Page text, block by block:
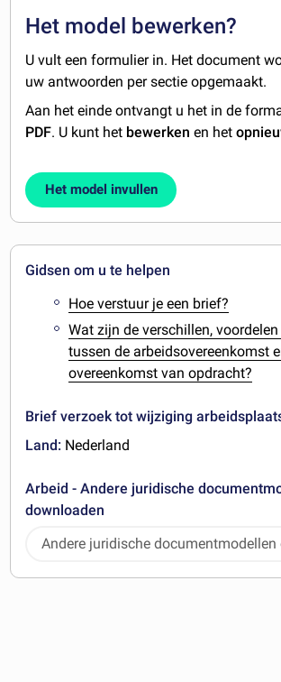
Het model bewerken?
U vult een formulier in. Het document
uw antwoorden per sectie opgemaakt.
Aan het einde ontvangt u het in de
PDF. U kunt het bewerken en het
Het model invullen
Gidsen om u te helpen
Hoe verstuur je een brief?
Wat zijn de verschillen,
tussen de arbeidsovereenkomst
overeenkomst van opdracht?
Brief verzoek tot wijziging
Land: Nederland
Arbeid - Andere juridische
downloaden
Andere juridische documentmodellen
downloaden